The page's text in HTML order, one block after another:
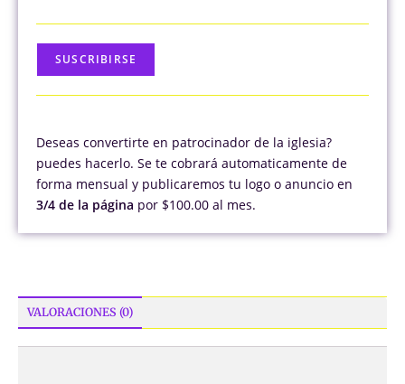
SUSCRIBIRSE
Deseas convertirte en patrocinador de la iglesia?
puedes hacerlo. Se te cobrará automaticamente de
forma mensual y publicaremos tu logo o anuncio en
3/4 de la página por $100.00 al mes.
VALORACIONES (0)